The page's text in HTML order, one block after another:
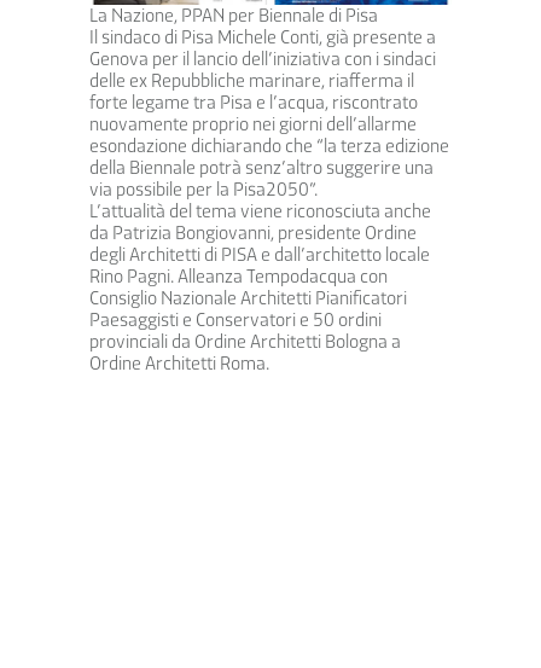
La Nazione, PPAN per Biennale di Pisa
Il sindaco di Pisa Michele Conti, già presente a
Genova per il lancio dell’iniziativa con i sindaci
delle ex Repubbliche marinare, riafferma il
forte legame tra Pisa e l’acqua, riscontrato
nuovamente proprio nei giorni dell’allarme
esondazione dichiarando che “la terza edizione
della Biennale potrà senz’altro suggerire una
via possibile per la Pisa2050”.
L’attualità del tema viene riconosciuta anche
da Patrizia Bongiovanni, presidente Ordine
degli Architetti di PISA e dall’architetto locale
Rino Pagni. Alleanza Tempodacqua con
Consiglio Nazionale Architetti Pianificatori
Paesaggisti e Conservatori e 50 ordini
provinciali da Ordine Architetti Bologna a
Ordine Architetti Roma.